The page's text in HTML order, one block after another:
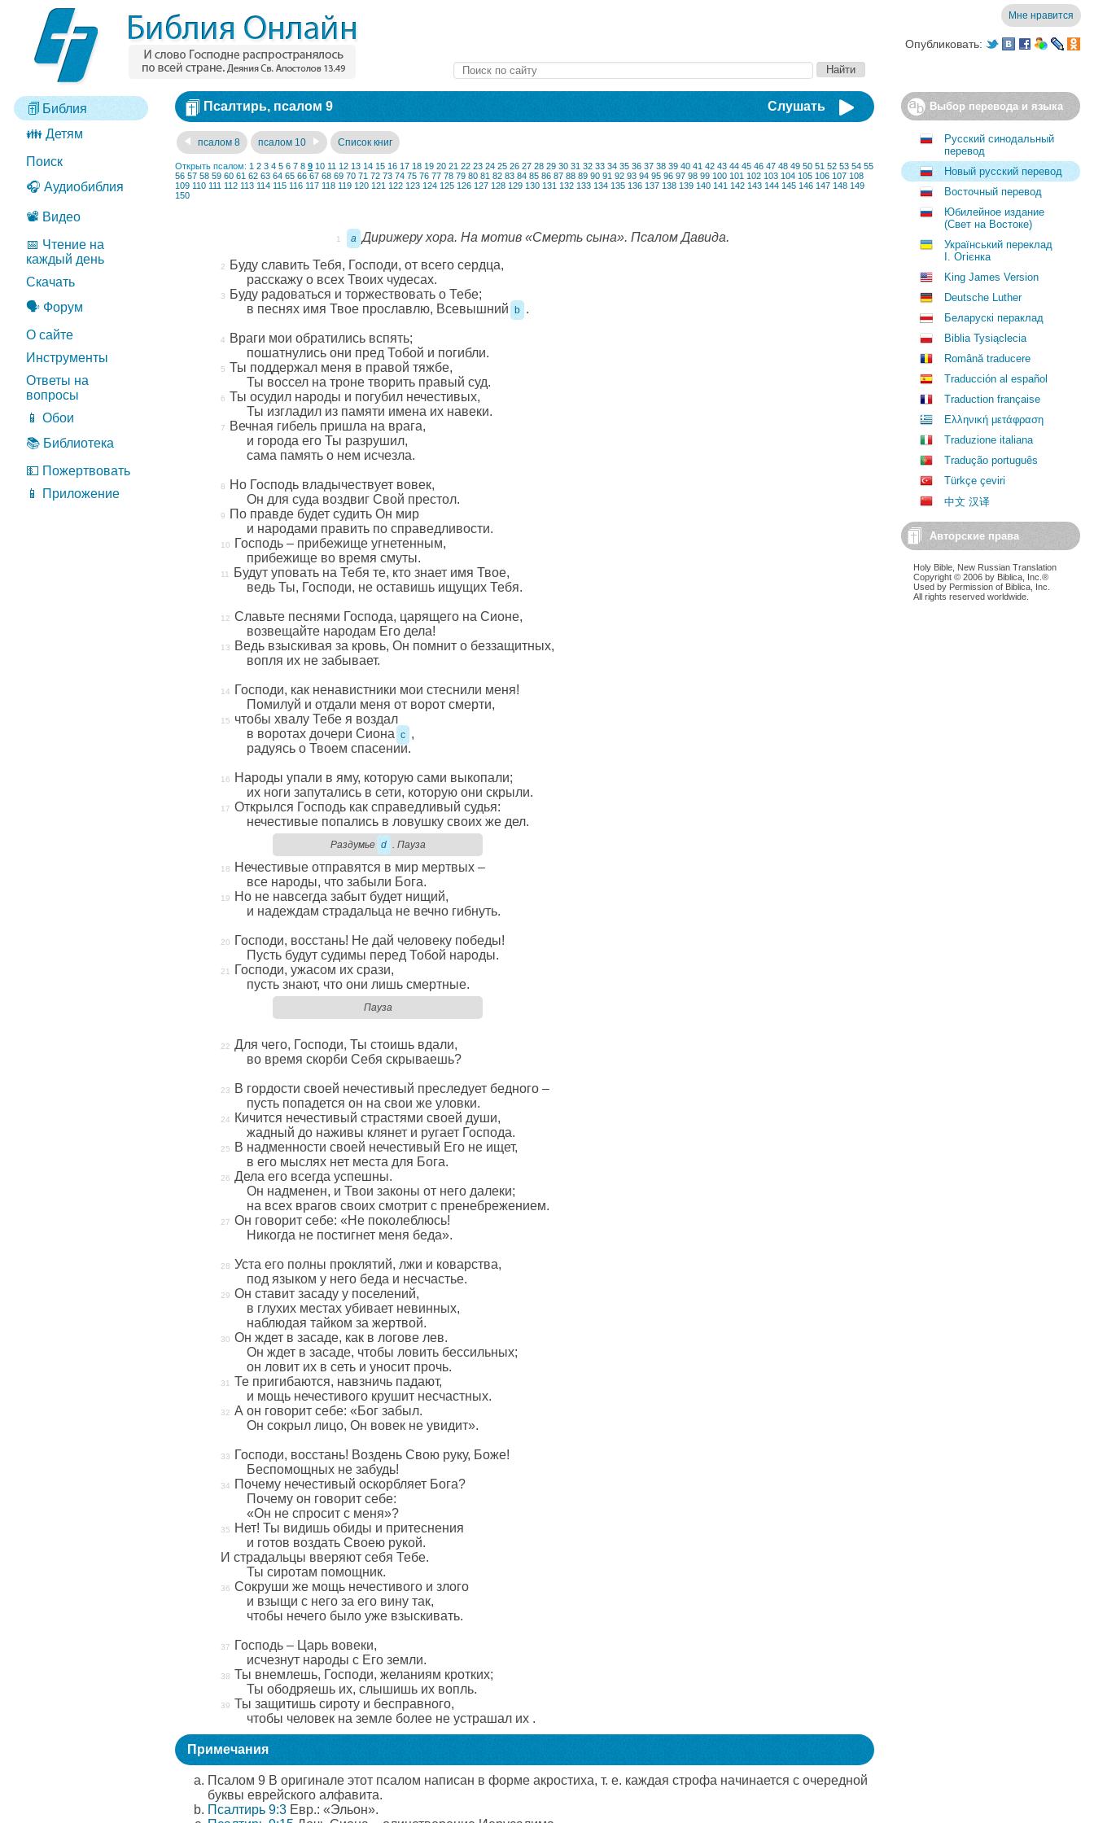
Мне нравится
Опубликовать:
Библия
👪 Детям
Поиск
🎧 Аудиобиблия
📽️ Видео
📅 Чтение на
каждый день
Скачать
🗣️ Форум
О сайте
Инструменты
Ответы на
вопросы
📱 Обои
📚 Библиотека
💵 Пожертвовать
📱 Приложение
Псалтирь, псалом 9 Слушать
псалом 8 псалом 10 Список книг
Открыть псалом: 1 2 3 4 5 6 7 8 9 10 11 12 13 14 15 16 17 18 19 20 21 22 23 24 25 26 27 28 29 30 31 32 33 34 35 36 37 38 39 40 41 42 43 44 45 46 47 48 49 50 51 52 53 54 55
56 57 58 59 60 61 62 63 64 65 66 67 68 69 70 71 72 73 74 75 76 77 78 79 80 81 82 83 84 85 86 87 88 89 90 91 92 93 94 95 96 97 98 99 100 101 102 103 104 105 106 107 108
109 110 111 112 113 114 115 116 117 118 119 120 121 122 123 124 125 126 127 128 129 130 131 132 133 134 135 136 137 138 139 140 141 142 143 144 145 146 147 148 149
150
a Дирижеру хора. На мотив «Смерть сына». Псалом Давида.
Буду славить Тебя, Господи, от всего сердца,
расскажу о всех Твоих чудесах.
Буду радоваться и торжествовать о Тебе;
в песнях имя Твое прославлю, Всевышний
b .
Враги мои обратились вспять;
пошатнулись они пред Тобой и погибли.
Ты поддержал меня в правой тяжбе,
Ты воссел на троне творить правый суд.
Ты осудил народы и погубил нечестивых,
Ты изгладил из памяти имена их навеки.
Вечная гибель пришла на врага,
и города его Ты разрушил,
сама память о нем исчезла.
Но Господь владычествует вовек,
Он для суда воздвиг Свой престол.
По правде будет судить Он мир
и народами править по справедливости.
Господь – прибежище угнетенным,
прибежище во время смуты.
Будут уповать на Тебя те, кто знает имя Твое,
ведь Ты, Господи, не оставишь ищущих Тебя.
Славьте песнями Господа, царящего на Сионе,
возвещайте народам Его дела!
Ведь взыскивая за кровь, Он помнит о беззащитных,
вопля их не забывает.
Господи, как ненавистники мои стеснили меня!
Помилуй и отдали меня от ворот смерти,
чтобы хвалу Тебе я воздал
в воротах дочери Сиона c ,
радуясь о Твоем спасении.
Народы упали в яму, которую сами выкопали;
их ноги запутались в сети, которую они скрыли.
Открылся Господь как справедливый судья:
нечестивые попались в ловушку своих же дел.
Раздумье d . Пауза
Нечестивые отправятся в мир мертвых –
все народы, что забыли Бога.
Но не навсегда забыт будет нищий,
и надеждам страдальца не вечно гибнуть.
Господи, восстань! Не дай человеку победы!
Пусть будут судимы перед Тобой народы.
Господи, ужасом их срази,
пусть знают, что они лишь смертные.
Пауза
Для чего, Господи, Ты стоишь вдали,
во время скорби Себя скрываешь?
В гордости своей нечестивый преследует бедного –
пусть попадется он на свои же уловки.
Кичится нечестивый страстями своей души,
жадный до наживы клянет и ругает Господа.
В надменности своей нечестивый Его не ищет,
в его мыслях нет места для Бога.
Дела его всегда успешны.
Он надменен, и Твои законы от него далеки;
на всех врагов своих смотрит с пренебрежением.
Он говорит себе: «Не поколеблюсь!
Никогда не постигнет меня беда».
Уста его полны проклятий, лжи и коварства,
под языком у него беда и несчастье.
Он ставит засаду у поселений,
в глухих местах убивает невинных,
наблюдая тайком за жертвой.
Он ждет в засаде, как в логове лев.
Он ждет в засаде, чтобы ловить бессильных;
он ловит их в сеть и уносит прочь.
Те пригибаются, навзничь падают,
и мощь нечестивого крушит несчастных.
А он говорит себе: «Бог забыл.
Он сокрыл лицо, Он вовек не увидит».
Господи, восстань! Воздень Свою руку, Боже!
Беспомощных не забудь!
Почему нечестивый оскорбляет Бога?
Почему он говорит себе:
«Он не спросит с меня»?
Нет! Ты видишь обиды и притеснения
и готов воздать Своею рукой.
И страдальцы вверяют себя Тебе.
Ты сиротам помощник.
Сокруши же мощь нечестивого и злого
и взыщи с него за его вину так,
чтобы нечего было уже взыскивать.
Господь – Царь вовеки,
исчезнут народы с Его земли.
Ты внемлешь, Господи, желаниям кротких;
Ты ободряешь их, слышишь их вопль.
Ты защитишь сироту и бесправного,
чтобы человек на земле более не устрашал их .
Примечания
Псалом 9 В оригинале этот псалом написан в форме акростиха, т. е. каждая строфа начинается с очередной
буквы еврейского алфавита.
Псалтирь 9:3 Евр.: «Эльон».
Выбор перевода и языка
Русский синодальный
перевод
Новый русский перевод
Восточный перевод
Юбилейное издание
(Свет на Востоке)
Український переклад
І. Огієнка
King James Version
Deutsche Luther
Беларускі пераклад
Biblia Tysiąclecia
Română traducere
Traducción al español
Traduction française
Ελληνική μετάφραση
Traduzione italiana
Tradução português
Türkçe çeviri
中文 汉译
Авторские права
Holy Bible, New Russian Translation
Copyright © 2006 by Biblica, Inc.®
Used by Permission of Biblica, Inc.
All rights reserved worldwide.